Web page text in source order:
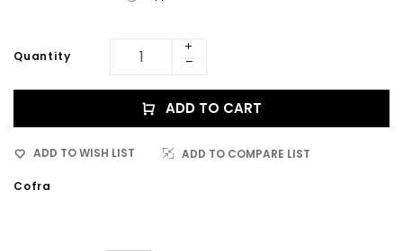
Quantity
ADD TO CART
ADD TO WISH LIST ADD TO COMPARE LIST
Cofra